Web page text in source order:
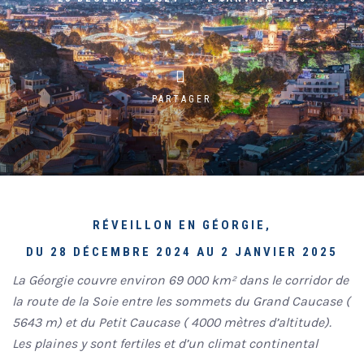
PARTAGER
RÉVEILLON EN GÉORGIE,
DU 28 DÉCEMBRE 2024 AU 2 JANVIER 2025
La Géorgie couvre environ 69 000 km² dans le corridor de
la route de la Soie entre les sommets du Grand Caucase (
5643 m) et du Petit Caucase ( 4000 mètres d’altitude).
Les plaines y sont fertiles et d’un climat continental